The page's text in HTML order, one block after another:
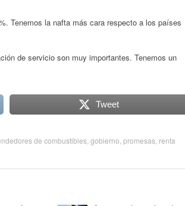
Tenemos la nafta más cara respecto a los países
de servicio son muy importantes. Tenemos un
Tweet
de combustibles gobierno promesas renta